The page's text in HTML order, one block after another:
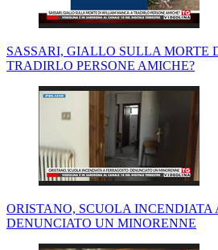
SASSARI, GIALLO SULLA
TRADIRLO PERSONE AMICHE?
ORISTANO, SCUOLA INCENDIATA
DENUNCIATO UN MINORENNE